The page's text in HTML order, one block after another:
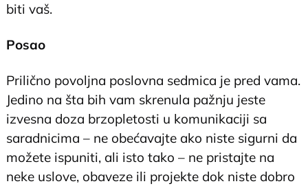
biti vaš.
Posao
Prilično povoljna poslovna sedmica je pred vama.
Jedino na šta bih vam skrenula pažnju jeste
izvesna doza brzopletosti u komunikaciji sa
saradnicima – ne obećavajte ako niste sigurni da
možete ispuniti, ali isto tako – ne pristajte na
neke uslove, obaveze ili projekte dok niste dobro